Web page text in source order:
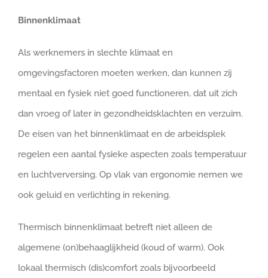
Binnenklimaat
Als werknemers in slechte klimaat en
omgevingsfactoren moeten werken, dan kunnen zij
mentaal en fysiek niet goed functioneren, dat uit zich
dan vroeg of later in gezondheidsklachten en verzuim.
De eisen van het binnenklimaat en de arbeidsplek
regelen een aantal fysieke aspecten zoals temperatuur
en luchtverversing. Op vlak van ergonomie nemen we
ook geluid en verlichting in rekening.
Thermisch binnenklimaat betreft niet alleen de
algemene (on)behaaglijkheid (koud of warm). Ook
lokaal thermisch (dis)comfort zoals bijvoorbeeld